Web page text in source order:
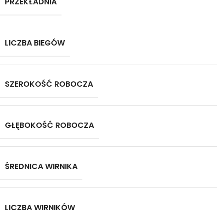
LICZBA BIEGÓW
SZEROKOŚĆ ROBOCZA
GŁĘBOKOŚĆ ROBOCZA
ŚREDNICA WIRNIKA
LICZBA WIRNIKÓW